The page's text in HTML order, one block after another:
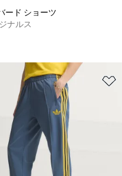
ード ショーツ
ナルス
トに追加